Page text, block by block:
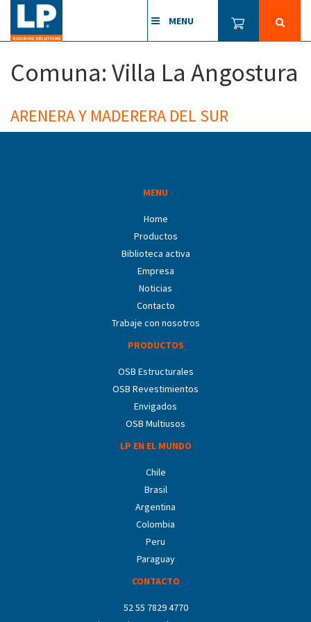
MENU
Comuna: Villa La Angostura
ARENERA Y MADERERA DEL SUR
MENU
Home
Productos
Biblioteca activa
Empresa
Noticias
Contacto
Trabaje con nosotros
PRODUCTOS
OSB Estructurales
OSB Revestimientos
Envigados
OSB Multiusos
LP EN EL MUNDO
Chile
Brasil
Argentina
Colombia
Peru
Paraguay
CONTACTO
52 55 7829 4770